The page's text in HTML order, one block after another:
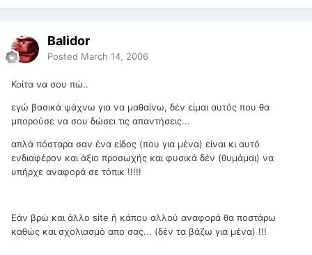
Balidor
Posted March 14, 2006
Κοίτα να σου πώ..
εγώ βασικά ψάχνω για να μαθαίνω, δέν είμαι αυτός που θα
μπορούσε να σου δώσει τις απαντήσεις...
απλά πόσταρα σαν ένα είδος (που για μένα) είναι κι αυτό
ενδιαφέρον και άξιο προσωχής και φυσικά δέν (θυμάμαι) να
υπήρχε αναφορά σε τόπικ !!!!!
Εάν βρώ και άλλο site ή κάπου αλλού αναφορά θα ποστάρω
καθώς και σχολιασμό απο σας... (δέν τα βάζω για μένα) !!!